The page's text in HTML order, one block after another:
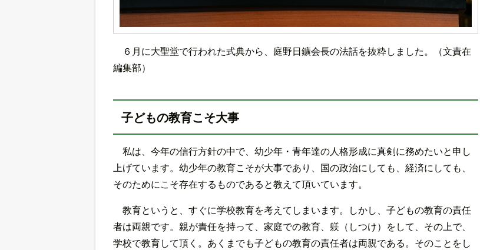
６月に大聖堂で行われた式典から、庭野日鑛会長の法話を抜粋しました。（文責在
編集部）
子どもの教育こそ大事
私は、今年の信行方針の中で、幼少年・青年達の人格形成に真剣に務めたいと申し
上げています。幼少年の教育こそが大事であり、国の政治にしても、経済にしても、
そのためにこそ存在するものであると教えて頂いています。
教育というと、すぐに学校教育を考えてしまいます。しかし、子どもの教育の責任
者は両親です。親が責任を持って、家庭での教育、躾（しつけ）をして、その上で、
学校で教育して頂く。あくまでも子どもの教育の責任者は両親である。そのことをし